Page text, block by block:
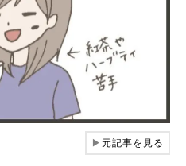
▶元記事を見る